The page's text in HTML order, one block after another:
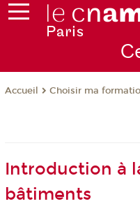
Accueil Choisir ma
Introduction à
bâtiments